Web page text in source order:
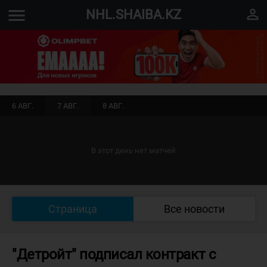
menu NHL.SHAIBA.KZ perm_identity
6 АВГ. 7 АВГ. 8 АВГ.
В этот день нет матчей
Страница Все новости
"Детройт" подписал контракт с